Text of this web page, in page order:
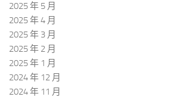
2025 年 5 月
2025 年 4 月
2025 年 3 月
2025 年 2 月
2025 年 1 月
2024 年 12 月
2024 年 11 月